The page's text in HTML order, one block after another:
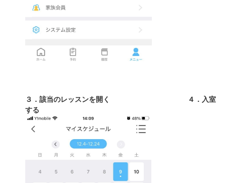
３．該当のレッスンを開く ４．入室
する